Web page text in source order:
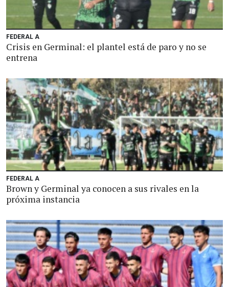
FEDERAL A
Crisis en Germinal: el plantel está de paro y no se
entrena
FEDERAL A
Brown y Germinal ya conocen a sus rivales en la
próxima instancia